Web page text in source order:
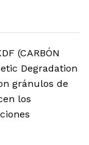
(CARBÓN
Degradation
gránulos de
los